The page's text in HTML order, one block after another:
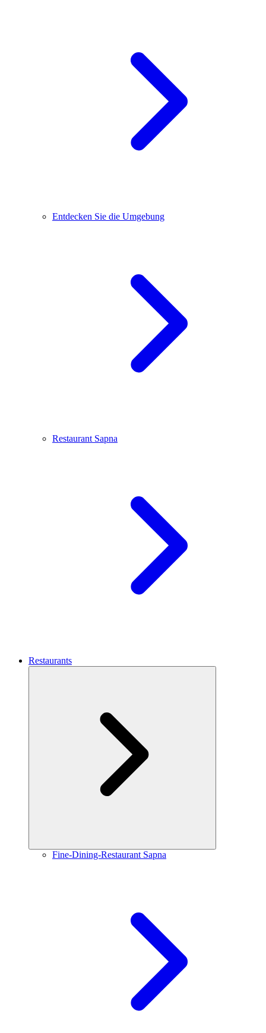
Entdecken Sie die Umgebung
Restaurant Sapna
Restaurants
Fine-Dining-Restaurant Sapna